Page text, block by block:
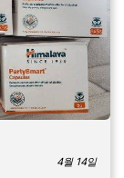
4월 14일